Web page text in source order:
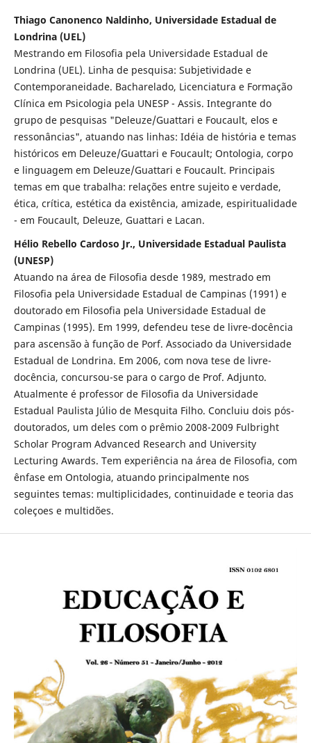
Thiago Canonenco Naldinho, Universidade Estadual de
Londrina (UEL)
Mestrando em Filosofia pela Universidade Estadual de
Londrina (UEL). Linha de pesquisa: Subjetividade e
Contemporaneidade. Bacharelado, Licenciatura e Formação
Clínica em Psicologia pela UNESP - Assis. Integrante do
grupo de pesquisas "Deleuze/Guattari e Foucault, elos e
ressonâncias", atuando nas linhas: Idéia de história e temas
históricos em Deleuze/Guattari e Foucault; Ontologia, corpo
e linguagem em Deleuze/Guattari e Foucault. Principais
temas em que trabalha: relações entre sujeito e verdade,
ética, crítica, estética da existência, amizade, espiritualidade
- em Foucault, Deleuze, Guattari e Lacan.
Hélio Rebello Cardoso Jr., Universidade Estadual Paulista
(UNESP)
Atuando na área de Filosofia desde 1989, mestrado em
Filosofia pela Universidade Estadual de Campinas (1991) e
doutorado em Filosofia pela Universidade Estadual de
Campinas (1995). Em 1999, defendeu tese de livre-docência
para ascensão à função de Porf. Associado da Universidade
Estadual de Londrina. Em 2006, com nova tese de livre-
docência, concursou-se para o cargo de Prof. Adjunto.
Atualmente é professor de Filosofia da Universidade
Estadual Paulista Júlio de Mesquita Filho. Concluiu dois pós-
doutorados, um deles com o prêmio 2008-2009 Fulbright
Scholar Program Advanced Research and University
Lecturing Awards. Tem experiência na área de Filosofia, com
ênfase em Ontologia, atuando principalmente nos
seguintes temas: multiplicidades, continuidade e teoria das
coleçoes e multidões.